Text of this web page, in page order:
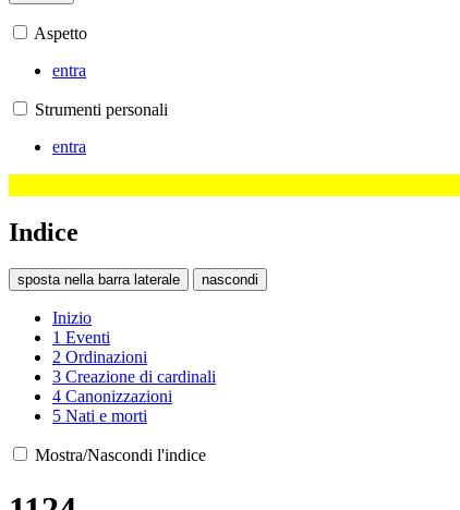
Aspetto
entra
Strumenti personali
entra
Indice
sposta nella barra laterale nascondi
Inizio
1 Eventi
2 Ordinazioni
3 Creazione di cardinali
4 Canonizzazioni
5 Nati e morti
Mostra/Nascondi l'indice